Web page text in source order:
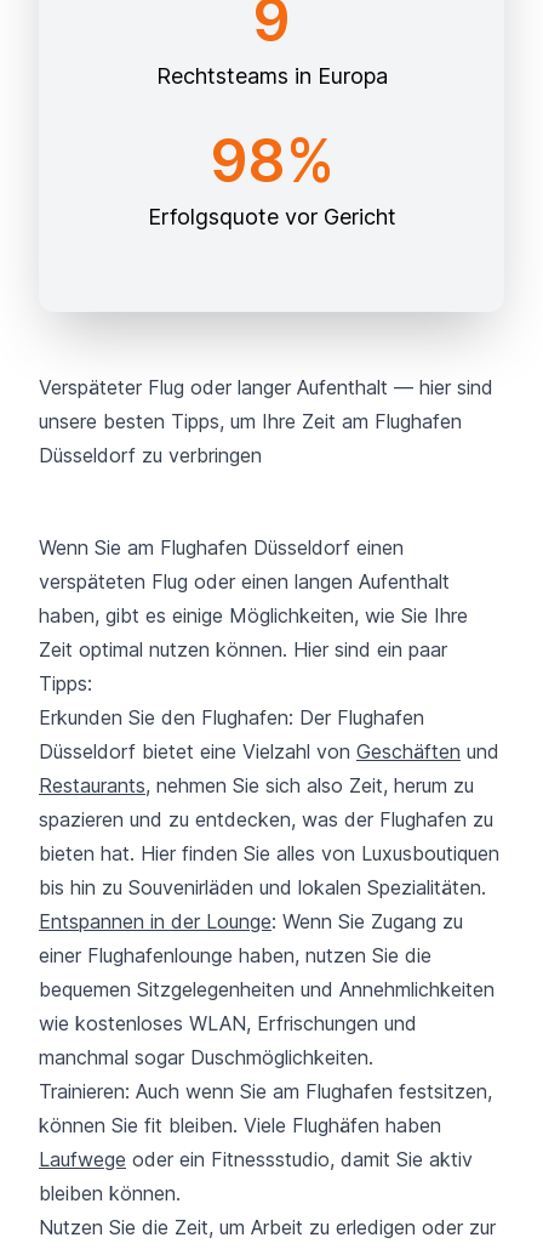
9
Rechtsteams in Europa
98%
Erfolgsquote vor Gericht
Verspäteter Flug oder langer Aufenthalt — hier sind
unsere besten Tipps, um Ihre Zeit am Flughafen
Düsseldorf zu verbringen
Wenn Sie am Flughafen Düsseldorf einen
verspäteten Flug oder einen langen Aufenthalt
haben, gibt es einige Möglichkeiten, wie Sie Ihre
Zeit optimal nutzen können. Hier sind ein paar
Tipps:
Erkunden Sie den Flughafen: Der Flughafen
Düsseldorf bietet eine Vielzahl von Geschäften und
Restaurants, nehmen Sie sich also Zeit, herum zu
spazieren und zu entdecken, was der Flughafen zu
bieten hat. Hier finden Sie alles von Luxusboutiquen
bis hin zu Souvenirläden und lokalen Spezialitäten.
Entspannen in der Lounge: Wenn Sie Zugang zu
einer Flughafenlounge haben, nutzen Sie die
bequemen Sitzgelegenheiten und Annehmlichkeiten
wie kostenloses WLAN, Erfrischungen und
manchmal sogar Duschmöglichkeiten.
Trainieren: Auch wenn Sie am Flughafen festsitzen,
können Sie fit bleiben. Viele Flughäfen haben
Laufwege oder ein Fitnessstudio, damit Sie aktiv
bleiben können.
Nutzen Sie die Zeit, um Arbeit zu erledigen oder zur